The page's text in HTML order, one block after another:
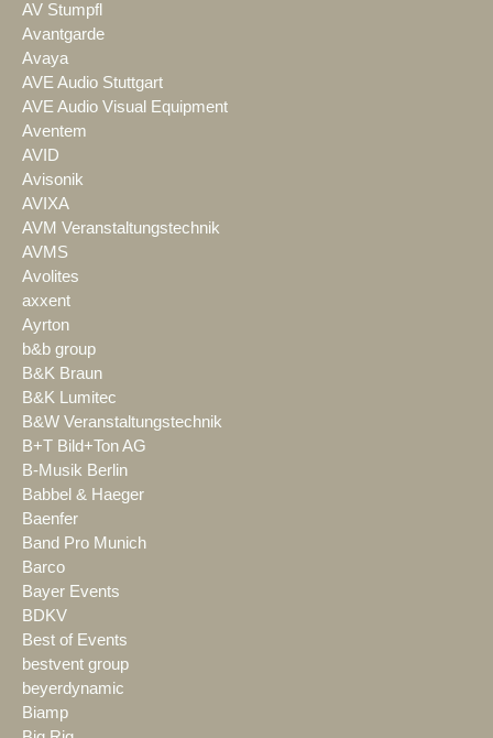
AV Stumpfl
Avantgarde
Avaya
AVE Audio Stuttgart
AVE Audio Visual Equipment
Aventem
AVID
Avisonik
AVIXA
AVM Veranstaltungstechnik
AVMS
Avolites
axxent
Ayrton
b&b group
B&K Braun
B&K Lumitec
B&W Veranstaltungstechnik
B+T Bild+Ton AG
B-Musik Berlin
Babbel & Haeger
Baenfer
Band Pro Munich
Barco
Bayer Events
BDKV
Best of Events
bestvent group
beyerdynamic
Biamp